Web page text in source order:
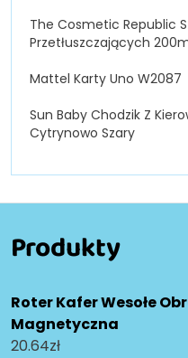
The Cosmetic Republic
Przetłuszczających
Mattel Karty Uno W2087
Sun Baby Chodzik Z
Cytrynowo Szary
Produkty
Roter Kafer Wesołe
Magnetyczna
20.64zł